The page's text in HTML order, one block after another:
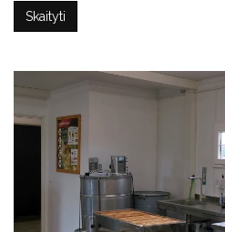
Skaityti